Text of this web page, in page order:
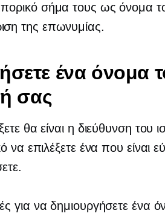
σήμα τους ως όνομα
της επωνυμίας.
ένα όνομα
σας
θα είναι η διεύθυνση του
να επιλέξετε ένα που είναι
για να δημιουργήσετε ένα